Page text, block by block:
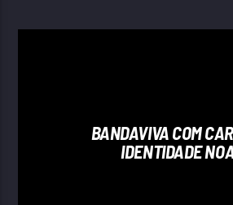
BANDAVIVA COM
IDENTIDADE